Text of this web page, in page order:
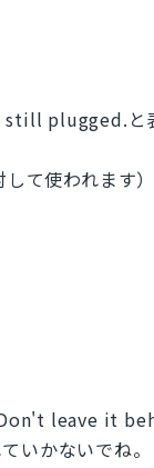
plugged.と
て使われます）
leave it
いかないでね。